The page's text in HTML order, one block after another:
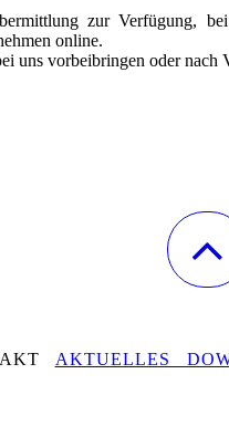
zur Verfügung,
online.
uns vorbeibringen oder nach
AKTUELLES